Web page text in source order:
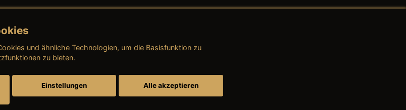
→ AGB (Neuwagen)
→ AGB (Teile & Zubehör)
und ähnliche Technologien, um die Basisfunktion zu
zu bieten.
Einstellungen Alle akzeptieren